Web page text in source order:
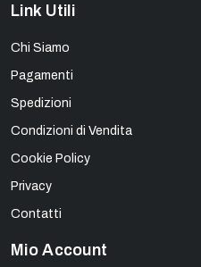
Link Utili
Chi Siamo
Pagamenti
Spedizioni
Condizioni di Vendita
Cookie Policy
Privacy
Contatti
Mio Account